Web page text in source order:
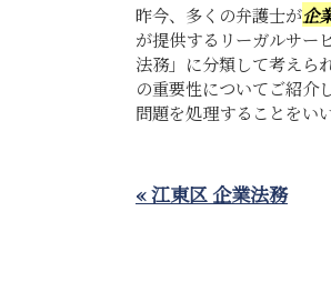
昨今、多くの弁護士が企
が提供するリーガルサー
法務」に分類して考えら
の重要性についてご紹介
問題を処理することをいい
« 江東区 企業法務